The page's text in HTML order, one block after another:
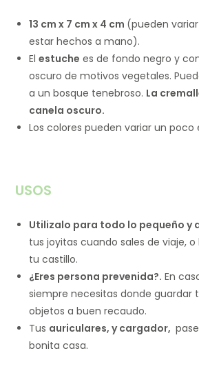
13 cm x 7 cm x 4 cm (pueden
estar hechos a mano).
Elestuche es de fondo negro y
oscuro de motivos vegetales.
a un bosque tenebroso. La
canela oscuro.
Los colores pueden variar un
USOS
Utilizalo para todo lo pequeño y
tus joyitas cuando sales de viaje, o
tu castillo.
¿Eres persona prevenida?. En
siempre necesitas donde guardar
objetos a buen recaudo.
Tus auriculares, y cargador,
bonita casa.